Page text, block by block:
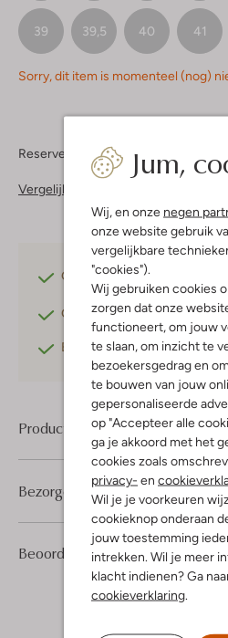
Jum,
Wij, en onze negen
onze website gebruik
vergelijkbare
"cookies").
Wij gebruiken cookies
zorgen dat onze
functioneert, om jouw
te slaan, om inzicht te
bezoekersgedrag en
te bouwen van jouw
gepersonaliseerde
op "Accepteer alle
ga je akkoord met het
cookies zoals
privacy- en
Wil je je voorkeuren
cookieknop onderaan
jouw toestemming
intrekken. Wil je meer
klacht indienen? Ga
cookieverklaring.
39 39,5 40 41
Sorry, dit item is momenteel (nog)
Reserveer direct in een van onze 37
Vergelijkbare items
Gratis verzending
Gratis retournerenbinnen 30
Betaal achterafmet Klarna
Product informatie
Beoordelingen (5) 5
4
Sterren
Bezorgen & retourneren